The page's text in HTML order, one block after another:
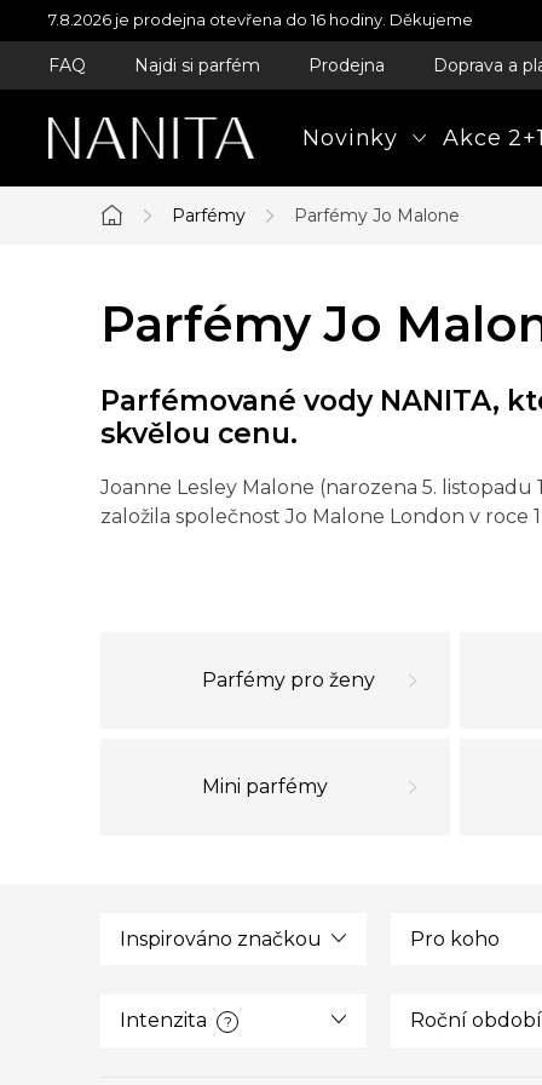
Přejít
na
obsah
7.8.2026 je prodejna otevřena do 16 hodiny. Děkujeme
FAQ Najdi si parfém Prodejna Doprava a
Novinky Akce
Domů
Parfémy Parfémy Jo Malone
Parfémy Jo
Parfémované vody NANITA,
skvělou cenu.
Joanne Lesley Malone (narozena 5.
založila společnost Jo Malone London v roce
Parfémy pro ženy
Mini parfémy
Inspirováno značkou Pro koho
Intenzita ? Roční období